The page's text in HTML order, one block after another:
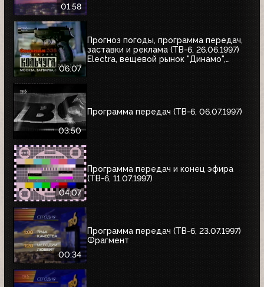
01:58
06:07
Прогноз погоды, программа передач,
заставки и реклама (ТВ-6, 26.06.1997)
Electra, вещевой рынок "Динамо",
03:50
Программа передач (ТВ-6, 06.07.1997)
04:07
Программа передач и конец эфира
(ТВ-6, 11.07.1997)
00:34
Программа передач (ТВ-6, 23.07.1997)
Фрагмент